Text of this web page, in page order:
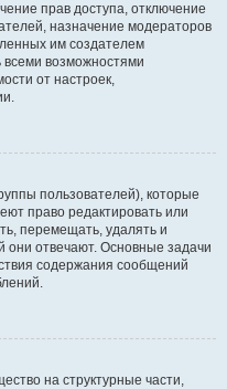
прав доступа, отключение
назначение модераторов
им создателем
возможностями
от настроек,
пользователей), которые
право редактировать или
перемещать, удалять и
отвечают. Основные задачи
содержания сообщений
на структурные части,